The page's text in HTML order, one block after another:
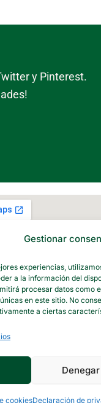
Gestionar
experiencias,
a la información del
procesar datos como
en este sitio. No
a ciertas
Denegar
cookiesDeclaración de
y Pinterest.